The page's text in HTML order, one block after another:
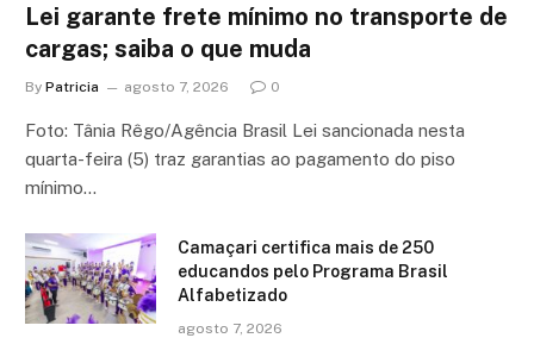
Lei garante frete mínimo no transporte de
cargas; saiba o que muda
By Patricia agosto 7, 2026 0
Foto: Tânia Rêgo/Agência Brasil Lei sancionada nesta
quarta-feira (5) traz garantias ao pagamento do piso
mínimo…
Camaçari certifica mais de 250
educandos pelo Programa Brasil
Alfabetizado
agosto 7, 2026